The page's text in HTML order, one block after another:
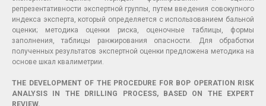
репрезентативности экспертной группы, путем введения совокупного
индекса эксперта, который определяется с использованием бальной
оценки; методика оценки риска, оценочные таблицы, формы
заполнения, таблицы ранжирования опасности. Для обработки
полученных результатов экспертной оценки предложена методика на
основе шкал квалиметрии.
THE DEVELOPMENT OF THE PROCEDURE FOR BOP OPERATION RISK
ANALYSIS IN THE DRILLING PROCESS, BASED ON THE EXPERT
REVIEW.